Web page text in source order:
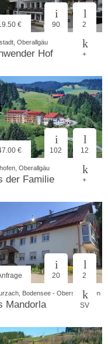
€ 90 2
+
Oberallgäu
Hof
€ 102 12
+
Oberallgäu
der Familie
20 2
SV
Bodensee - Oberschwaben
Mandorla